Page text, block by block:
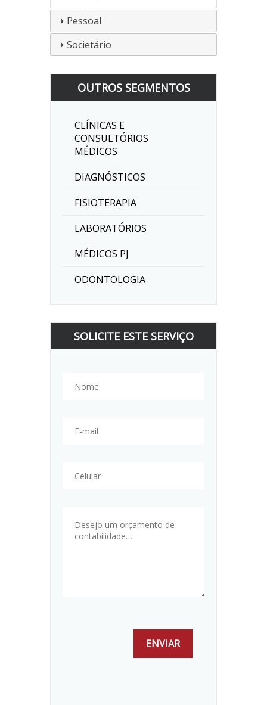
Pessoal
Societário
OUTROS SEGMENTOS
CLÍNICAS E
CONSULTÓRIOS
MÉDICOS
DIAGNÓSTICOS
FISIOTERAPIA
LABORATÓRIOS
MÉDICOS PJ
ODONTOLOGIA
SOLICITE ESTE SERVIÇO